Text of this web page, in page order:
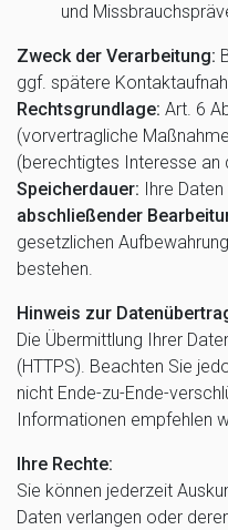
und
Zweck der Verarbeitung:
ggf. spätere
Rechtsgrundlage: Art. 6
(vorvertragliche
(berechtigtes Interesse an
Speicherdauer: Ihre
abschließender
gesetzlichen
bestehen.
Hinweis zur
Die Übermittlung Ihrer
(HTTPS). Beachten Sie
nicht Ende-zu-Ende-
Informationen empfehlen
Ihre Rechte:
Sie können jederzeit
Daten verlangen oder